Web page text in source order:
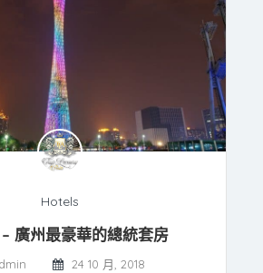
Hotels
廣州最豪華的總統套房
24 10 月, 2018